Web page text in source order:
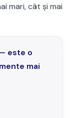
mari, cât și mai
este o
mai